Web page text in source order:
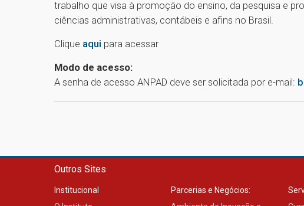
trabalho que visa à promoção do ensino, da pesquisa e
ciências administrativas, contábeis e afins no Brasil.
Clique aqui para acessar
Modo de acesso:
A senha de acesso ANPAD deve ser solicitada por e-mail:
Outros Sites
Institucional
Parcerias e Negócios: